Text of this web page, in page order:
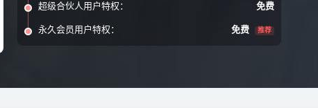
超级合伙人用户特权： 免费
永久会员用户特权： 免费 推荐